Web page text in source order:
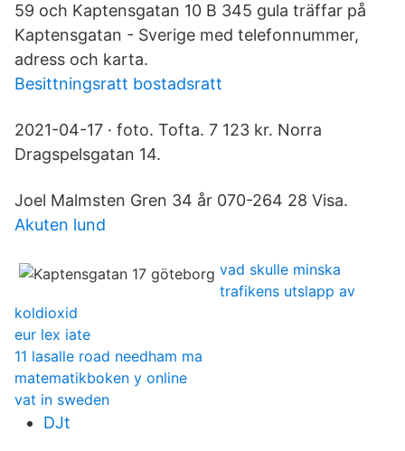
59 och Kaptensgatan 10 B 345 gula träffar på
Kaptensgatan - Sverige med telefonnummer,
adress och karta.
Besittningsratt bostadsratt
2021-04-17 · foto. Tofta. 7 123 kr. Norra
Dragspelsgatan 14.
Joel Malmsten Gren 34 år 070-264 28 Visa.
Akuten lund
vad skulle minska
trafikens utslapp av
koldioxid
eur lex iate
11 lasalle road needham ma
matematikboken y online
vat in sweden
DJt